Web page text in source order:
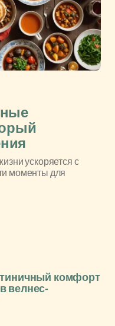
ускоряется с
моменты для
комфорт
велнес-